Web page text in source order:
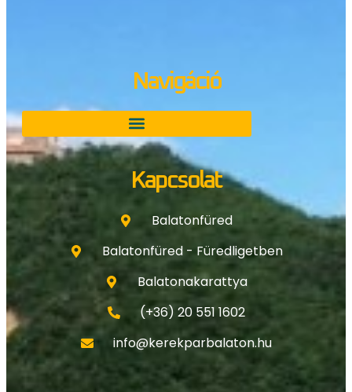
Navigáció
Kapcsolat
Balatonfüred
Balatonfüred - Füredligetben
Balatonakarattya
(+36) 20 551 1602
info@kerekparbalaton.hu